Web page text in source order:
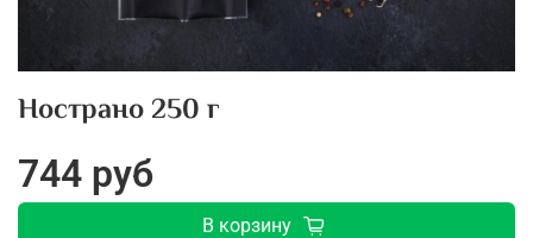
Нострано 250 г
744 руб
В корзину